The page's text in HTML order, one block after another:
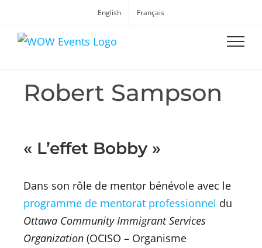
English Français
Robert Sampson
« L’effet Bobby »
Dans son rôle de mentor bénévole avec le
programme de mentorat professionnel du
Ottawa Community Immigrant Services
Organization (OCISO – Organisme